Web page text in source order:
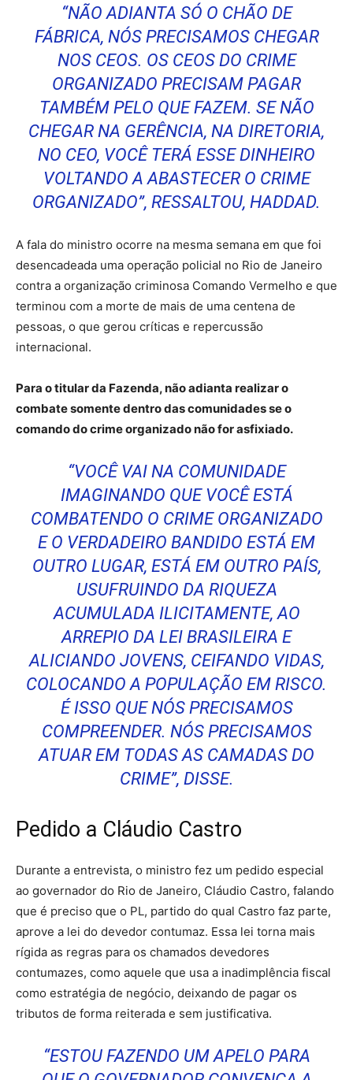
“NÃO ADIANTA SÓ O CHÃO DE
FÁBRICA, NÓS PRECISAMOS CHEGAR
NOS CEOS. OS CEOS DO CRIME
ORGANIZADO PRECISAM PAGAR
TAMBÉM PELO QUE FAZEM. SE NÃO
CHEGAR NA GERÊNCIA, NA DIRETORIA,
NO CEO, VOCÊ TERÁ ESSE DINHEIRO
VOLTANDO A ABASTECER O CRIME
ORGANIZADO”, RESSALTOU, HADDAD.
A fala do ministro ocorre na mesma semana em que foi
desencadeada uma operação policial no Rio de Janeiro
contra a organização criminosa Comando Vermelho e que
terminou com a morte de mais de uma centena de
pessoas, o que gerou críticas e repercussão
internacional.
Para o titular da Fazenda, não adianta realizar o
combate somente dentro das comunidades se o
comando do crime organizado não for asfixiado.
“VOCÊ VAI NA COMUNIDADE
IMAGINANDO QUE VOCÊ ESTÁ
COMBATENDO O CRIME ORGANIZADO
E O VERDADEIRO BANDIDO ESTÁ EM
OUTRO LUGAR, ESTÁ EM OUTRO PAÍS,
USUFRUINDO DA RIQUEZA
ACUMULADA ILICITAMENTE, AO
ARREPIO DA LEI BRASILEIRA E
ALICIANDO JOVENS, CEIFANDO VIDAS,
COLOCANDO A POPULAÇÃO EM RISCO.
É ISSO QUE NÓS PRECISAMOS
COMPREENDER. NÓS PRECISAMOS
ATUAR EM TODAS AS CAMADAS DO
CRIME”, DISSE.
Pedido a Cláudio Castro
Durante a entrevista, o ministro fez um pedido especial
ao governador do Rio de Janeiro, Cláudio Castro, falando
que é preciso que o PL, partido do qual Castro faz parte,
aprove a lei do devedor contumaz. Essa lei torna mais
rígida as regras para os chamados devedores
contumazes, como aquele que usa a inadimplência fiscal
como estratégia de negócio, deixando de pagar os
tributos de forma reiterada e sem justificativa.
“ESTOU FAZENDO UM APELO PARA